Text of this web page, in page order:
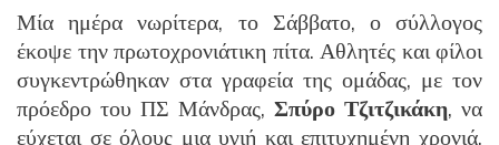
Μία ημέρα νωρίτερα, το Σάββατο, ο σύλλογος
έκοψε την πρωτοχρονιάτικη πίτα. Αθλητές και φίλοι
συγκεντρώθηκαν στα γραφεία της ομάδας, με τον
πρόεδρο του ΠΣ Μάνδρας, Σπύρο Τζιτζικάκη, να
εύχεται σε όλους μια υγιή και επιτυχημένη χρονιά.